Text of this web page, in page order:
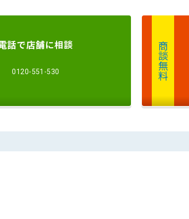
話で店舗に相談
0120-551-530 商談無料